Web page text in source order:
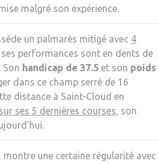
malgré son expérience.
un palmarès mitigé avec 4
performances sont en dents de
Son handicap de 37.5et son poids
dans ce champ serré de 16
distance à Saint-Cloud en
ses 5 dernières courses, son
, montre une certaine régularité avec